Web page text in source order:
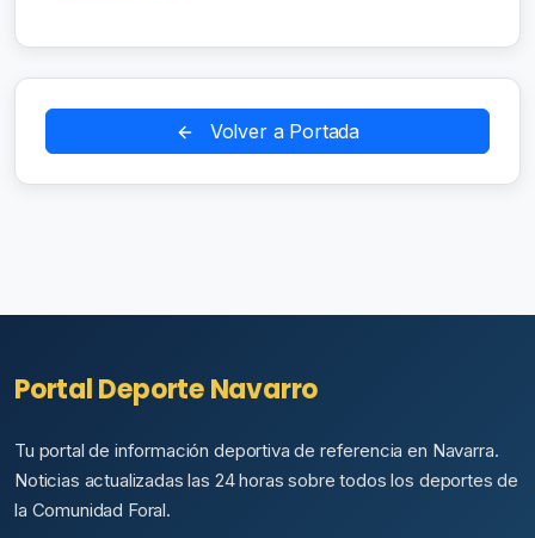
Volver a Portada
Portal Deporte Navarro
Tu portal de información deportiva de referencia en Navarra.
Noticias actualizadas las 24 horas sobre todos los deportes de
la Comunidad Foral.